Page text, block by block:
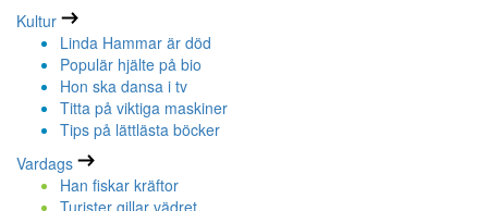
Kultur
Linda Hammar är död
Populär hjälte på bio
Hon ska dansa i tv
Titta på viktiga maskiner
Tips på lättlästa böcker
Vardags
Han fiskar kräftor